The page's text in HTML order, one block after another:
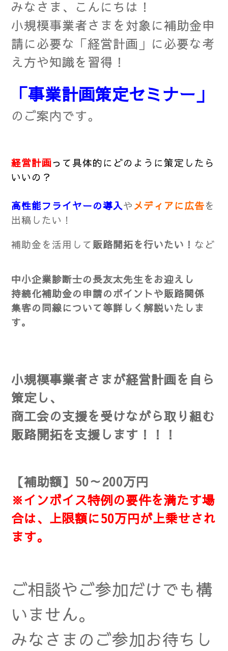
みなさま、こんにちは！
小規模事業者さまを対象に補助金申
請に必要な 「経営計画」に必要な考
え方や知識を習得！
「事業計画策定セミナー」
のご案内です。
経営計画って具体的にどのように策定したら
いいの？
高性能フライヤーの導入やメディアに広告を
出稿したい！
補助金を活用して販路開拓を行いたい！ など
中小企業診断士の長友太先生をお迎えし
持続化補助金の申請のポイントや販路関係
集客の同線について等詳しく解説いたしま
す。
小規模事業者さまが経営計画を自ら
策定し、
商工会の支援を受けながら取り組む
販路開拓を支援します！！！
【補助額】50～200万円
※インボイス特例の要件を満たす場
合は、上限額に50万円が上乗せされ
ます。
ご相談やご参加だけでも構
いません。
みなさまのご参加お待ちし